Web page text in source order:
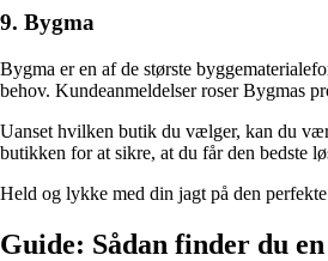
9. Bygma
Bygma er en af de største
behov. Kundeanmeldelser roser Bygmas
Uanset hvilken butik du vælger, kan du
butikken for at sikre, at du får den bedste
Held og lykke med din jagt på den
Guide: Sådan finder du